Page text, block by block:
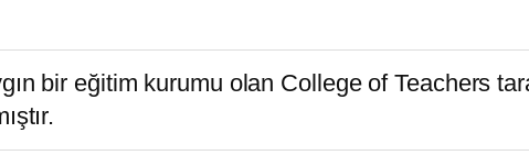
bir eğitim kurumu olan College of Teachers